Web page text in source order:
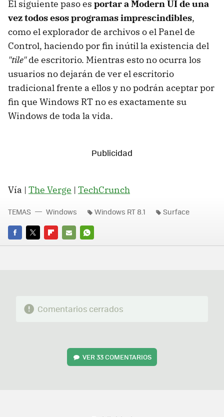
El siguiente paso es portar a Modern UI de una
vez todos esos programas imprescindibles,
como el explorador de archivos o el Panel de
Control, haciendo por fin inútil la existencia del
"tile"de escritorio. Mientras esto no ocurra los
usuarios no dejarán de ver el escritorio
tradicional frente a ellos y no podrán aceptar por
fin que Windows RT no es exactamente su
Windows de toda la vida.
Vía | The Verge | TechCrunch
FACEBOOK
TWITTERFLIPBOARD
E-
WHATSAPP
TEMAS Windows Windows RT 8.1 Surface
Comentarios cerrados
VER33 COMENTARIOS